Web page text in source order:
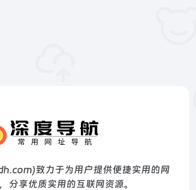
致力于为用户提供便捷实用的网
分享优质实用的互联网资源。